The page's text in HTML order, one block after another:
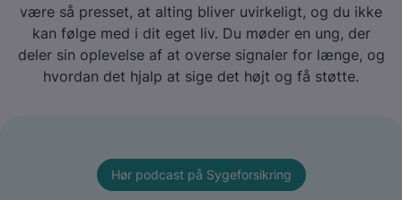
være så presset, at alting bliver uvirkeligt, og du ikke
kan følge med i dit eget liv. Du møder en ung, der
deler sin oplevelse af at overse signaler for længe, og
hvordan det hjalp at sige det højt og få støtte.
Hør podcast på Sygeforsikring